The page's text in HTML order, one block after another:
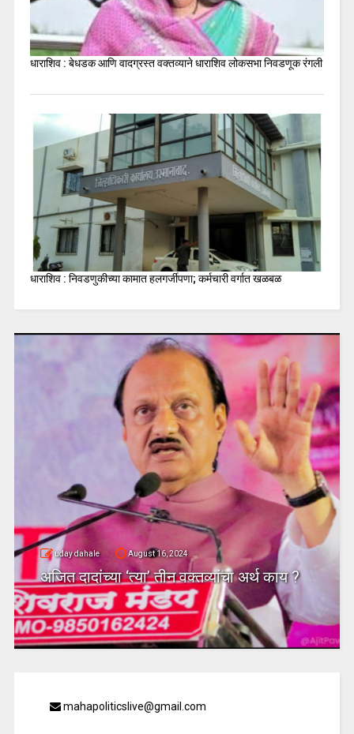
धाराशिव : बेधडक आणि वादग्रस्त वक्तव्याने धाराशिव लोकसभा निवडणूक रंगली
धाराशिव : निवडणुकीच्या कामात हलगर्जीपणा; कर्मचारी वर्गात खळबळ
uday dahale August 16, 2024
अजित दादांच्या ‘त्या’ तीन वक्तव्यांचा अर्थ काय ?
mahapoliticslive@gmail.com